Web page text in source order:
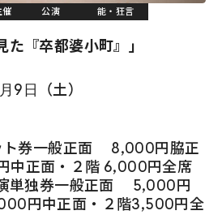
催 公演 能・狂言
『卒都婆小町』」
月 9日 （土）
ト券一般正面 8,000円脇正
中正面・２階 6,000円全席
単独券一般正面 5,000円
円中正面・２階3,500円全